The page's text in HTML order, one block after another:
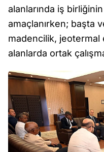
alanlarında iş
amaçlanırken; başta
madencilik,
alanlarda ortak